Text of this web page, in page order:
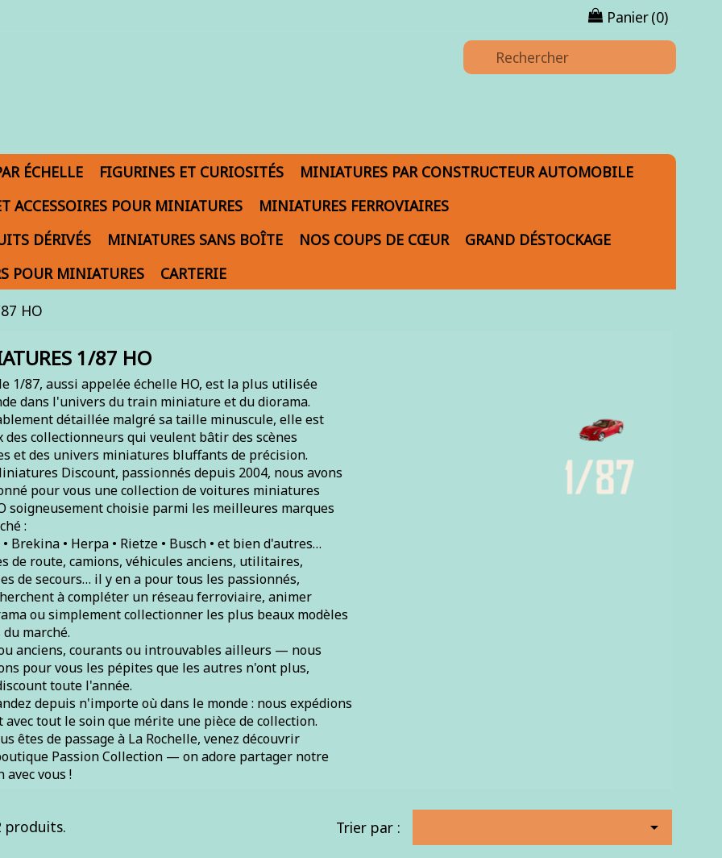
Panier(0)
ÉCHELLE FIGURINES ET CURIOSITÉS
MINIATURES PAR CONSTRUCTEUR AUTOMOBILE
ACCESSOIRES POUR MINIATURES
MINIATURES FERROVIAIRES
DÉRIVÉS MINIATURES SANS BOÎTE NOS COUPS DE CŒUR
GRAND DÉSTOCKAGE
POUR MINIATURES
CARTERIE
HO
1/87 HO
1/87, aussi appelée échelle HO, est la plus utilisée
dans l'univers du train miniature et du diorama.
détaillée malgré sa taille minuscule, elle est
des collectionneurs qui veulent bâtir des scènes
et des univers miniatures bluffants de précision.
Discount, passionnés depuis 2004, nous avons
pour vous une collection de voitures miniatures
soigneusement choisie parmi les meilleures marques
:
Brekina • Herpa • Rietze • Busch • et bien d'autres…
de route, camions, véhicules anciens, utilitaires,
de secours… il y en a pour tous les passionnés,
à compléter un réseau ferroviaire, animer
ou simplement collectionner les plus beaux modèles
marché.
anciens, courants ou introuvables ailleurs — nous
pour vous les pépites que les autres n'ont plus,
toute l'année.
depuis n'importe où dans le monde : nous expédions
avec tout le soin que mérite une pièce de collection.
êtes de passage à La Rochelle, venez découvrir
Passion Collection — on adore partager notre
avec vous !
produits. Trier par : 